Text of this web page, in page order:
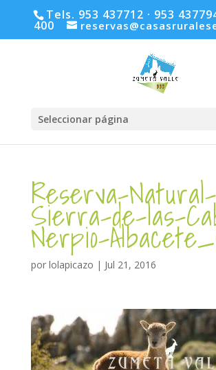
Tels. 953 437712 · 953
400
Seleccionar página
Reserva-Natural-
Sierra-de-las-
Nerpio-
por lolapicazo | Jul 21, 2016